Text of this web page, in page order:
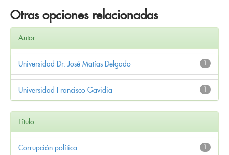
Otras opciones relacionadas
Autor
1
Universidad Dr. José Matías Delgado
1
Universidad Francisco Gavidia
Título
1
Corrupción política